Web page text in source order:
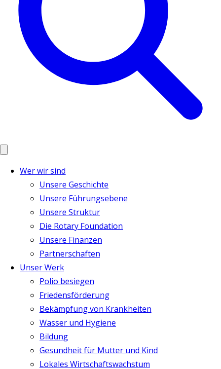
Wer wir sind
Unsere Geschichte
Unsere Führungsebene
Unsere Struktur
Die Rotary Foundation
Unsere Finanzen
Partnerschaften
Unser Werk
Polio besiegen
Friedensförderung
Bekämpfung von Krankheiten
Wasser und Hygiene
Bildung
Gesundheit für Mutter und Kind
Lokales Wirtschaftswachstum